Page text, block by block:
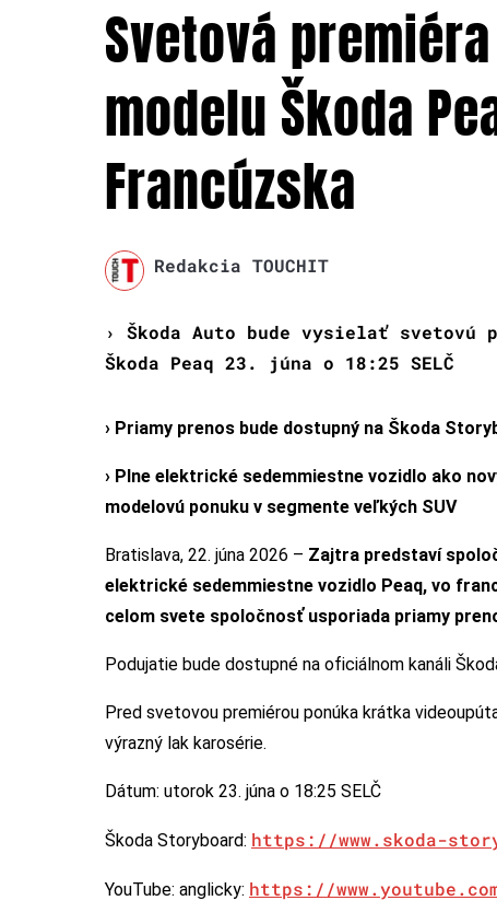
Svetová
modelu Škoda
Francúzska
Redakcia TOUCHIT
› Škoda Auto bude vysielať svetovú
Škoda Peaq 23. júna o 18:25 SELČ
› Priamy prenos bude dostupný na Škoda
› Plne elektrické sedemmiestne vozidlo ako
modelovú ponuku v segmente veľkých SUV
Bratislava, 22. júna 2026 – Zajtra predstaví
elektrické sedemmiestne vozidlo Peaq, vo
celom svete spoločnosť usporiada priamy
Podujatie bude dostupné na oficiálnom kanáli
Pred svetovou premiérou ponúka krátka
výrazný lak karosérie.
Dátum: utorok 23. júna o 18:25 SELČ
Škoda Storyboard: https://www.skoda-
YouTube: anglicky: https://